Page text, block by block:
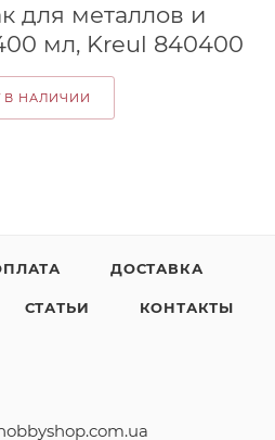
для металлов и
мл, Kreul 840400
В НАЛИЧИИ
ДОСТАВКА
СТАТЬИ КОНТАКТЫ